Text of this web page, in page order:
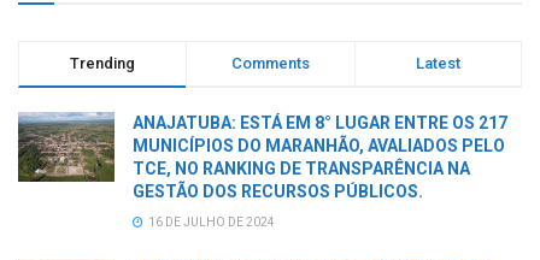
Trending Comments Latest
ANAJATUBA: ESTÁ EM 8° LUGAR ENTRE OS 217
MUNICÍPIOS DO MARANHÃO, AVALIADOS PELO
TCE, NO RANKING DE TRANSPARÊNCIA NA
GESTÃO DOS RECURSOS PÚBLICOS.
16 DE JULHO DE 2024